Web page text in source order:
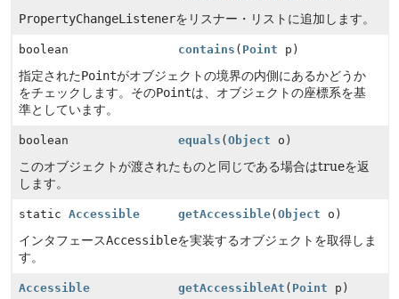
PropertyChangeListenerをリスナー・リストに追加します。
boolean contains ( Point p)
指定されたPointがオブジェクトの境界の内側にあるかどうか
をチェックします。そのPointは、オブジェクトの座標系を基
準としています。
boolean equals (Object o)
このオブジェクトが渡されたものと同じである場合はtrueを返
します。
static Accessible getAccessible(Object o)
インタフェースAccessibleを実装するオブジェクトを取得しま
す。
Accessible getAccessibleAt ( Point p)